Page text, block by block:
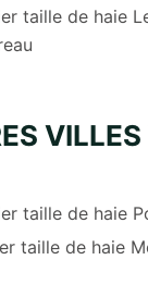
taille de haie
taille de haie
taille de haie